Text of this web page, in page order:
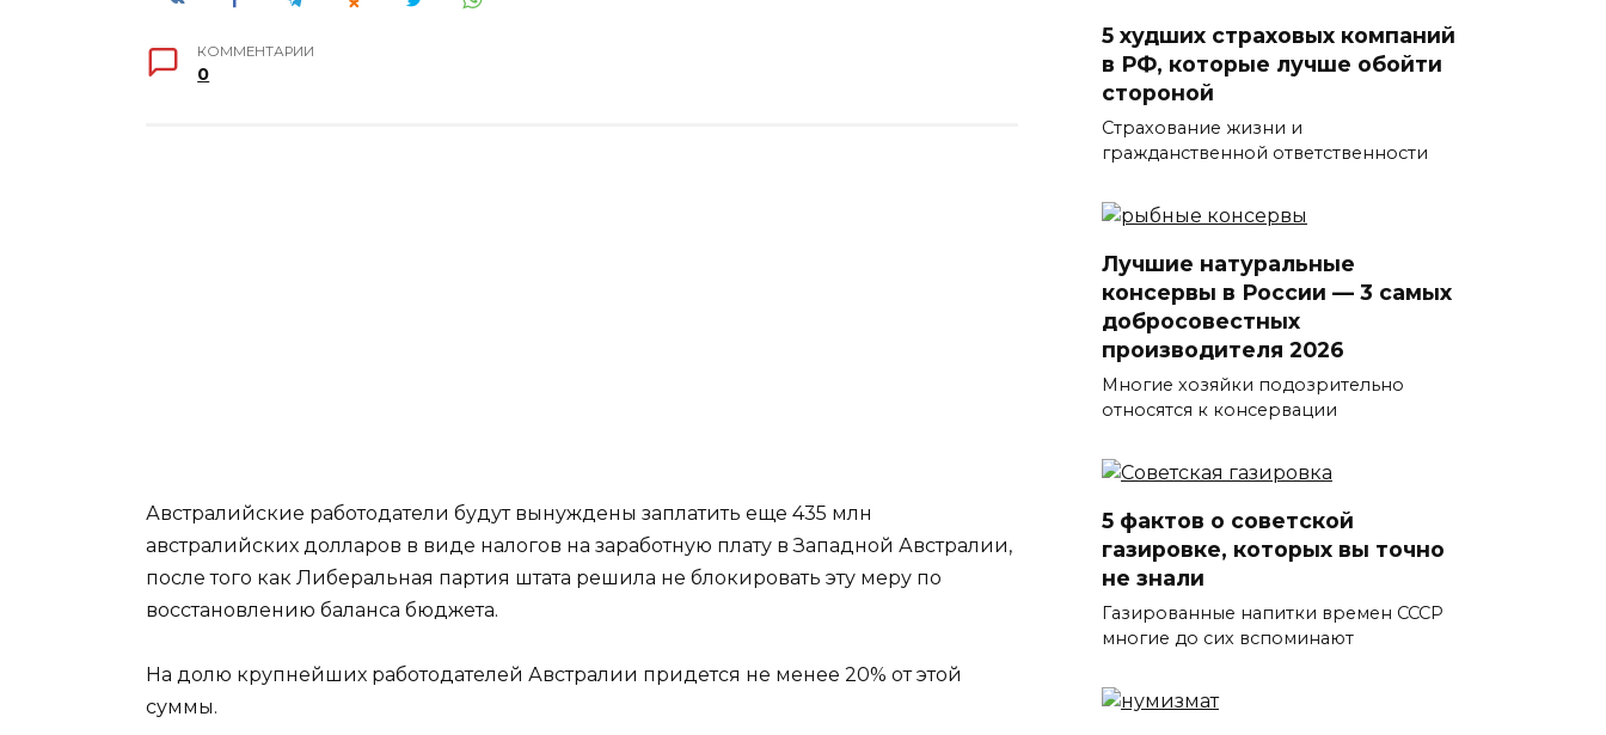
КОММЕНТАРИИ
0
Австралийские работодатели будут вынуждены заплатить еще 435 млн
австралийских долларов в виде налогов на заработную плату в Западной Австралии,
после того как Либеральная партия штата решила не блокировать эту меру по
восстановлению баланса бюджета.
На долю крупнейших работодателей Австралии придется не менее 20% от этой
суммы.
5 худших страховых компаний
в РФ, которые лучше обойти
стороной
Страхование жизни и
гражданственной ответственности
Лучшие натуральные
консервы в России — 3 самых
добросовестных
производителя 2026
Многие хозяйки подозрительно
относятся к консервации
5 фактов о советской
газировке, которых вы точно
не знали
Газированные напитки времен СССР
многие до сих вспоминают